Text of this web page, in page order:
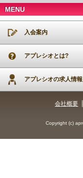
MENU
入会案内
アプレシオとは?
アプレシオの求人情報
会社概要
Copyright (c)